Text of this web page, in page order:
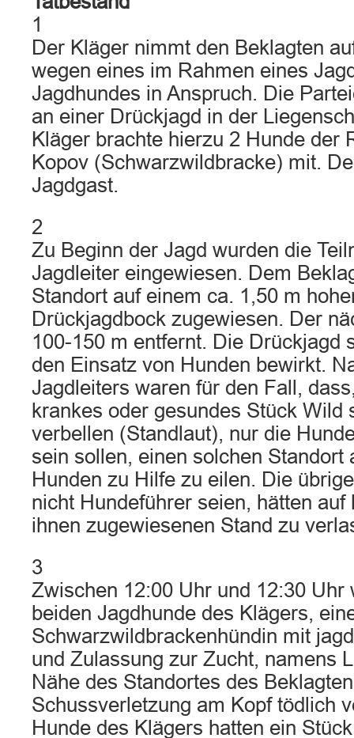
1
Der Kläger nimmt den Beklagten
wegen eines im Rahmen eines
Jagdhundes in Anspruch. Die
an einer Drückjagd in der
Kläger brachte hierzu 2 Hunde der
Kopov (Schwarzwildbracke) mit.
Jagdgast.
2
Zu Beginn der Jagd wurden die
Jagdleiter eingewiesen. Dem
Standort auf einem ca. 1,50 m
Drückjagdbock zugewiesen. Der
100-150 m entfernt. Die Drückjagd
den Einsatz von Hunden bewirkt.
Jagdleiters waren für den Fall,
krankes oder gesundes Stück Wild
verbellen (Standlaut), nur die
sein sollen, einen solchen Standort
Hunden zu Hilfe zu eilen. Die
nicht Hundeführer seien, hätten auf
ihnen zugewiesenen Stand zu
3
Zwischen 12:00 Uhr und 12:30 Uhr
beiden Jagdhunde des Klägers,
Schwarzwildbrackenhündin mit
und Zulassung zur Zucht, namens
Nähe des Standortes des
Schussverletzung am Kopf tödlich
Hunde des Klägers hatten ein